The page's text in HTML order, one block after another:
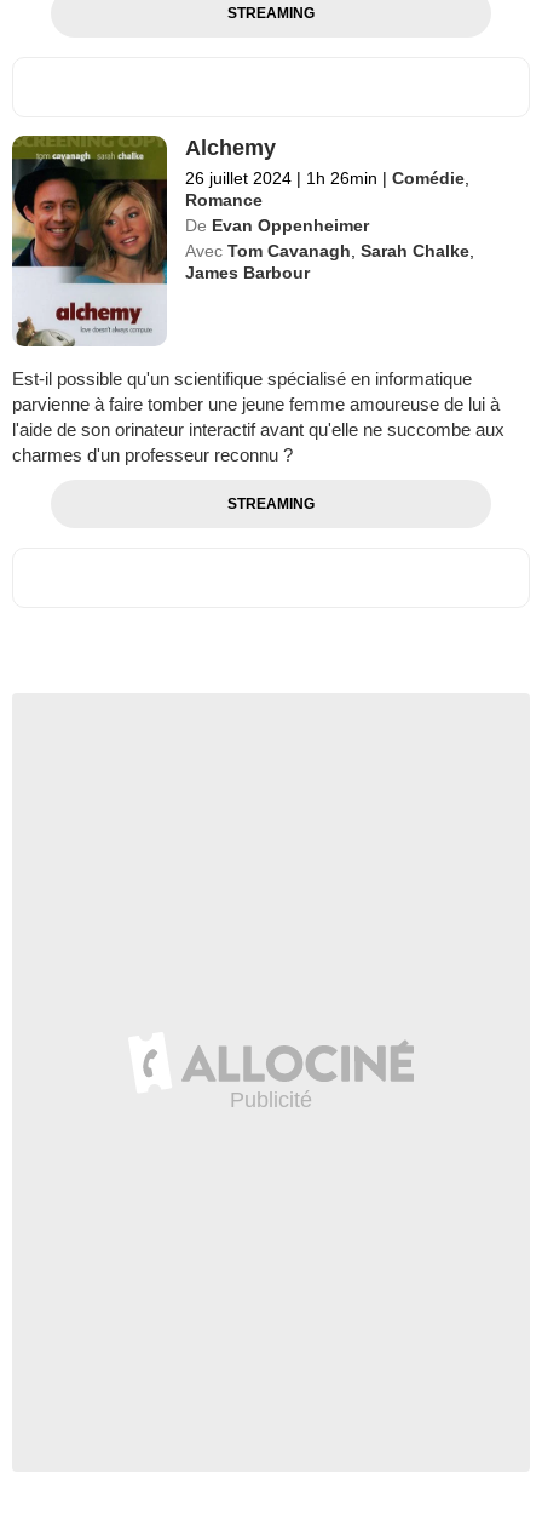
STREAMING
Alchemy
26 juillet 2024 | 1h 26min | Comédie
Romance
De Evan Oppenheimer
Avec Tom Cavanagh ,Sarah Chalke
James Barbour
Est-il possible qu'un scientifique spécialisé en informatique
parvienne à faire tomber une jeune femme amoureuse de lui à
l'aide de son orinateur interactif avant qu'elle ne succombe aux
charmes d'un professeur reconnu ?
STREAMING